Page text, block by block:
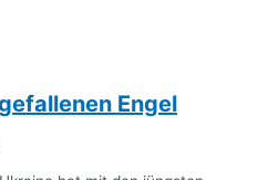
Engel